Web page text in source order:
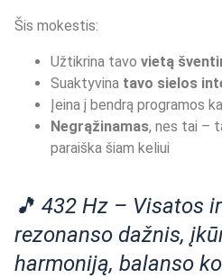
Šis mokestis:
Užtikrina tavo vietą
Suaktyvina tavo sielos
Įeina į bendrą programos
Negrąžinamas, nes tai –
paraiška šiam keliui
🎵 432 Hz – Visatos
rezonanso dažnis,
harmoniją, balanso